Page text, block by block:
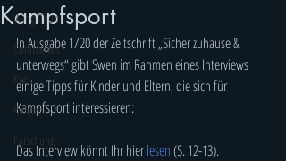
Wing Chun
Combatives
Kids
Polizei
Forschung
Kampfsport
In Ausgabe 1/20 der Zeitschrift „Sicher zuhause &
unterwegs“ gibt Swen im Rahmen eines Interviews
einige Tipps für Kinder und Eltern, die sich für
Kampfsport interessieren:
Das Interview könnt Ihr hier lesen (S. 12-13).